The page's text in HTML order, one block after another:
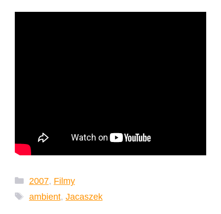
Kategorie
2007, Filmy
Tagi
ambient, Jacaszek